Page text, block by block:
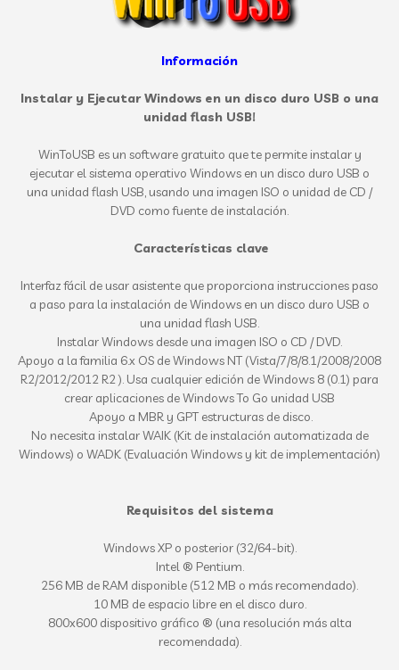
Información
Instalar y Ejecutar Windows en un disco duro USB o una
unidad flash USB!
WinToUSB es un software gratuito que te permite instalar y
ejecutar el sistema operativo Windows en un disco duro USB o
una unidad flash USB, usando una imagen ISO o unidad de CD /
DVD como fuente de instalación.
Características clave
Interfaz fácil de usar asistente que proporciona instrucciones paso
a paso para la instalación de Windows en un disco duro USB o
una unidad flash USB.
Instalar Windows desde una imagen ISO o CD / DVD.
Apoyo a la familia 6.x OS de Windows NT (Vista/7/8/8.1/2008/2008
R2/2012/2012 R2 ). Usa cualquier edición de Windows 8 (0.1) para
crear aplicaciones de Windows To Go unidad USB
Apoyo a MBR y GPT estructuras de disco.
No necesita instalar WAIK (Kit de instalación automatizada de
Windows) o WADK (Evaluación Windows y kit de implementación)
Requisitos del sistema
Windows XP o posterior (32/64-bit).
Intel ® Pentium.
256 MB de RAM disponible (512 MB o más recomendado).
10 MB de espacio libre en el disco duro.
800x600 dispositivo gráfico ® (una resolución más alta
recomendada).